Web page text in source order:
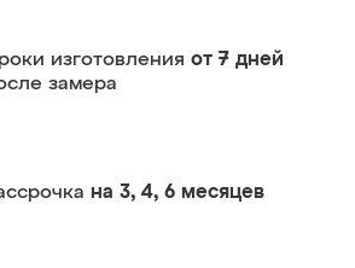
изготовления от 7 дней
замера
на 3, 4, 6 месяцев